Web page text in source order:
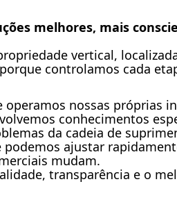
melhores, mais
vertical,
controlamos cada
nossas próprias
conhecimentos
da cadeia de
ajustar
mudam.
transparência e o